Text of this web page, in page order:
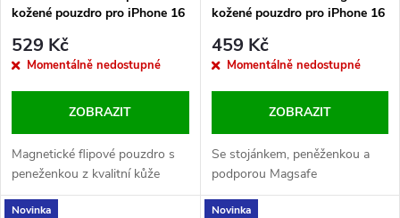
kožené pouzdro pro iPhone 16
529 Kč
Momentálně nedostupné
ZOBRAZIT
Magnetické flipové pouzdro s
peneženkou z kvalitní kůže
kožené pouzdro pro iPhone 16
459 Kč
Momentálně nedostupné
ZOBRAZIT
Se stojánkem, peněženkou a
podporou Magsafe
Novinka Novinka